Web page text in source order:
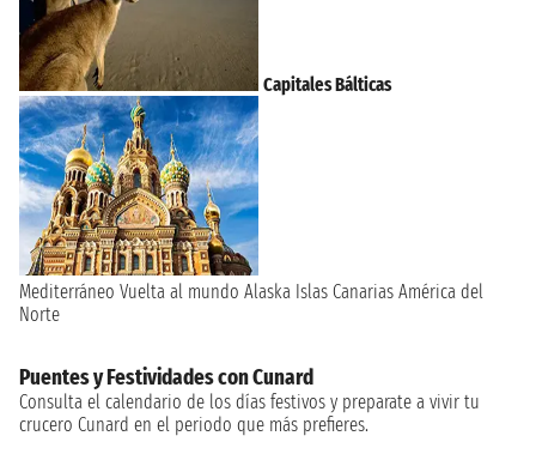
Capitales Bálticas
Mediterráneo Vuelta al mundo Alaska Islas Canarias América del
Norte
Puentes y Festividades con Cunard
Consulta el calendario de los días festivos y preparate a vivir tu
crucero Cunard en el periodo que más prefieres.